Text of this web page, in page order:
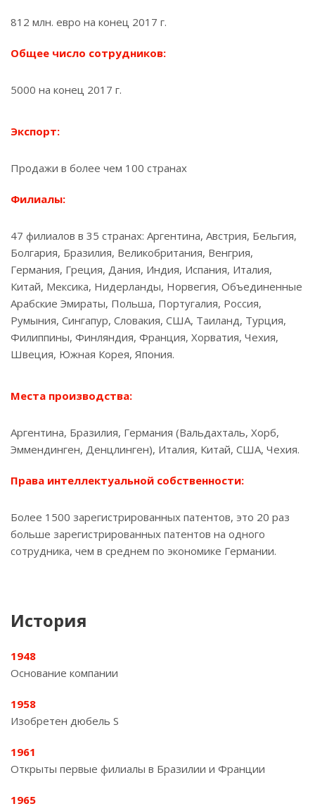
812 млн. евро на конец 2017 г.
Общее число сотрудников:
5000 на конец 2017 г.
Экспорт:
Продажи в более чем 100 странах
Филиалы:
47 филиалов в 35 странах: Аргентина, Австрия, Бельгия,
Болгария, Бразилия, Великобритания, Венгрия,
Германия, Греция, Дания, Индия, Испания, Италия,
Китай, Мексика, Нидерланды, Норвегия, Объединенные
Арабские Эмираты, Польша, Португалия, Россия,
Румыния, Сингапур, Словакия, США, Таиланд, Турция,
Филиппины, Финляндия, Франция, Хорватия, Чехия,
Швеция, Южная Корея, Япония.
Места производства:
Аргентина, Бразилия, Германия (Вальдахталь, Хорб,
Эммендинген, Денцлинген), Италия, Китай, США, Чехия.
Права интеллектуальной собственности:
Более 1500 зарегистрированных патентов, это 20 раз
больше зарегистрированных патентов на одного
сотрудника, чем в среднем по экономике Германии.
История
1948
Основание компании
1958
Изобретен дюбель S
1961
Открыты первые филиалы в Бразилии и Франции
1965